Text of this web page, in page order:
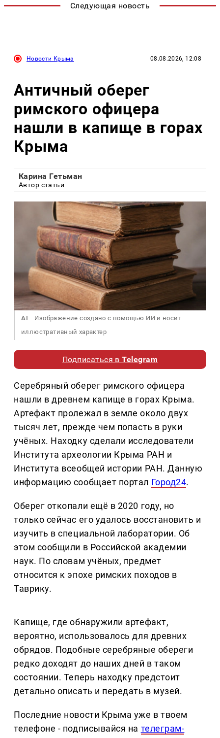
Следующая новость
Новости Крыма 08.08.2026, 12:08
Античный оберег
римского офицера
нашли в капище в горах
Крыма
Карина Гетьман
Автор статьи
AI
Изображение создано с помощью ИИ и носит
иллюстративный характер
Подписаться вTelegram
Серебряный оберег римского офицера
нашли в древнем капище в горах Крыма.
Артефакт пролежал в земле около двух
тысяч лет, прежде чем попасть в руки
учёных. Находку сделали исследователи
Института археологии Крыма РАН и
Института всеобщей истории РАН. Данную
информацию сообщает портал Город24.
Оберег откопали ещё в 2020 году, но
только сейчас его удалось восстановить и
изучить в специальной лаборатории. Об
этом сообщили в Российской академии
наук. По словам учёных, предмет
относится к эпохе римских походов в
Таврику.
Капище, где обнаружили артефакт,
вероятно, использовалось для древних
обрядов. Подобные серебряные обереги
редко доходят до наших дней в таком
состоянии. Теперь находку предстоит
детально описать и передать в музей.
Последние новости Крыма уже в твоем
телефоне - подписывайся на телеграм-